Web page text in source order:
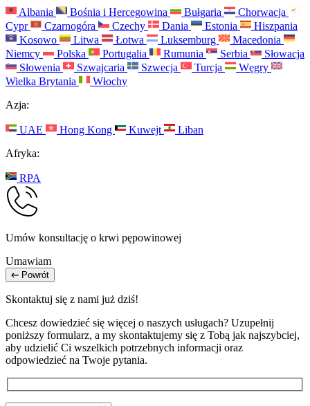
Albania Bośnia i Hercegowina Bułgaria
Chorwacja
Cypr
Czarnogóra Czechy Dania Estonia
Hiszpania
Kosowo
Litwa Łotwa Luksemburg
Macedonia
Niemcy
Polska Portugalia Rumunia Serbia
Słowacja
Słowenia
Szwajcaria Szwecja Turcja
Węgry
Wielka Brytania
Włochy
Azja:
UAE Hong Kong Kuwejt
Liban
Afryka:
RPA
Umów konsultację o krwi pępowinowej
Umawiam
Powrót
Skontaktuj się z nami już dziś!
Chcesz dowiedzieć się więcej o naszych usługach? Uzupełnij
poniższy formularz, a my skontaktujemy się z Tobą jak najszybciej,
aby udzielić Ci wszelkich potrzebnych informacji oraz
odpowiedzieć na Twoje pytania.